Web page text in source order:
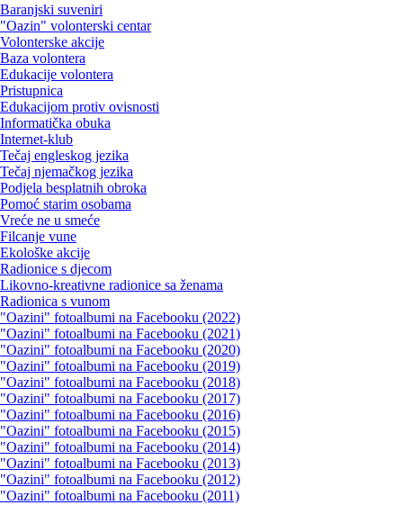
Baranjski suveniri
"Oazin" volonterski centar
Volonterske akcije
Baza volontera
Edukacije volontera
Pristupnica
Edukacijom protiv ovisnosti
Informatička obuka
Internet-klub
Tečaj engleskog jezika
Tečaj njemačkog jezika
Podjela besplatnih obroka
Pomoć starim osobama
Vreće ne u smeće
Filcanje vune
Ekološke akcije
Radionice s djecom
Likovno-kreativne radionice sa ženama
Radionica s vunom
"Oazini" fotoalbumi na Facebooku (2022)
"Oazini" fotoalbumi na Facebooku (2021)
"Oazini" fotoalbumi na Facebooku (2020)
"Oazini" fotoalbumi na Facebooku (2019)
"Oazini" fotoalbumi na Facebooku (2018)
"Oazini" fotoalbumi na Facebooku (2017)
"Oazini" fotoalbumi na Facebooku (2016)
"Oazini" fotoalbumi na Facebooku (2015)
"Oazini" fotoalbumi na Facebooku (2014)
"Oazini" fotoalbumi na Facebooku (2013)
"Oazini" fotoalbumi na Facebooku (2012)
"Oazini" fotoalbumi na Facebooku (2011)